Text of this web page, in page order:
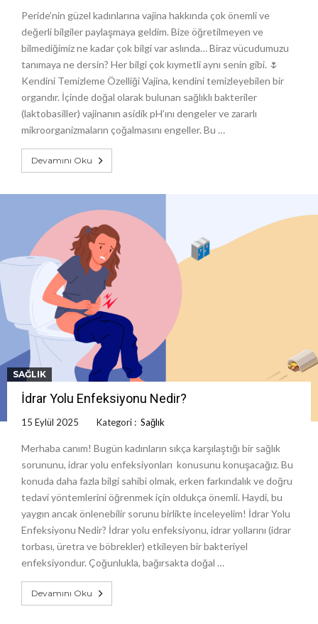
Peride’nin güzel kadınlarına vajina hakkında çok önemli ve
değerli bilgiler paylaşmaya geldim. Bize öğretilmeyen ve
bilmediğimiz ne kadar çok bilgi var aslında… Biraz vücudumuzu
tanımaya ne dersin? Her bilgi çok kıymetli aynı senin gibi. 🌷
Kendini Temizleme Özelliği Vajina, kendini temizleyebilen bir
organdır. İçinde doğal olarak bulunan sağlıklı bakteriler
(laktobasiller) vajinanın asidik pH’ını dengeler ve zararlı
mikroorganizmaların çoğalmasını engeller. Bu …
Devamını Oku
SAĞLIK
İdrar Yolu Enfeksiyonu Nedir?
15 Eylül 2025 Kategori : Sağlık
Merhaba canım! Bugün kadınların sıkça karşılaştığı bir sağlık
sorununu, idrar yolu enfeksiyonları konusunu konuşacağız. Bu
konuda daha fazla bilgi sahibi olmak, erken farkındalık ve doğru
tedavi yöntemlerini öğrenmek için oldukça önemli. Haydi, bu
yaygın ancak önlenebilir sorunu birlikte inceleyelim! İdrar Yolu
Enfeksiyonu Nedir? İdrar yolu enfeksiyonu, idrar yollarını (idrar
torbası, üretra ve böbrekler) etkileyen bir bakteriyel
enfeksiyondur. Çoğunlukla, bağırsakta doğal …
Devamını Oku